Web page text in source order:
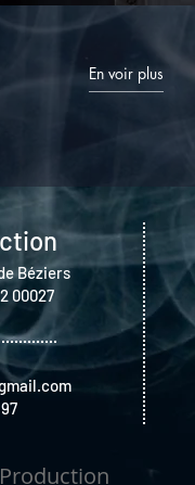
En voir plus
Béziers
00027